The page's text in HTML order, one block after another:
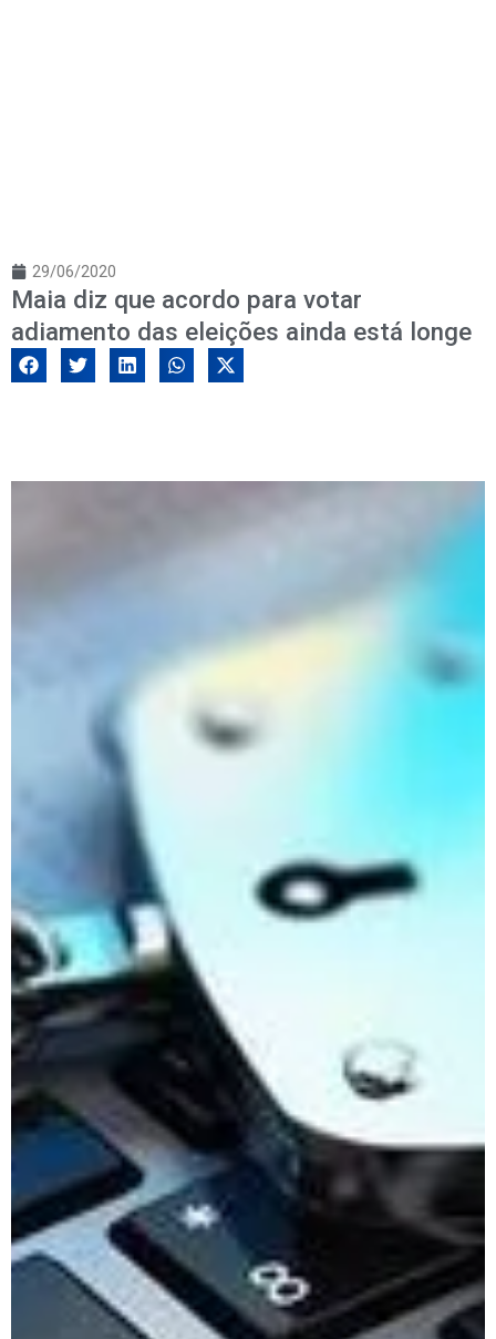
29/06/2020
Maia diz que acordo para votar
adiamento das eleições ainda está longe